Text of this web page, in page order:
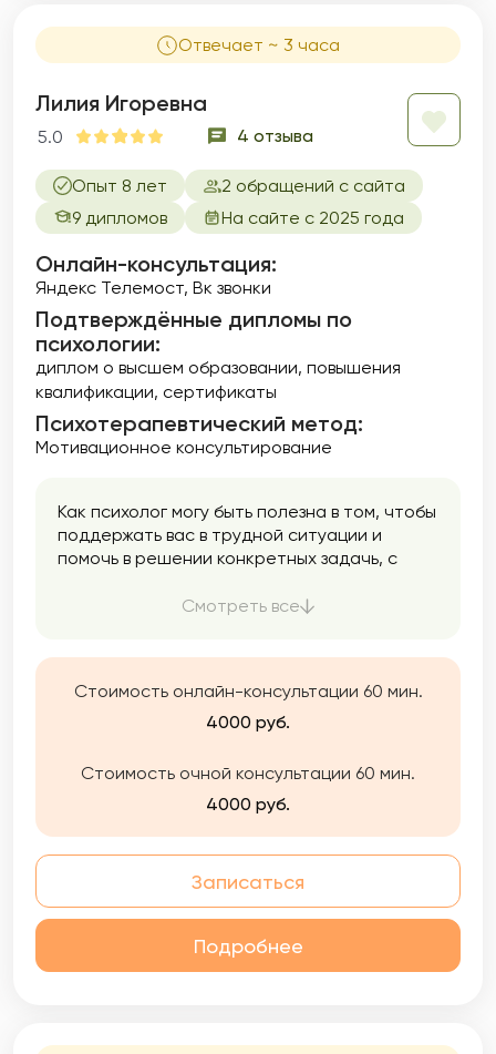
Отвечает ~ 3 часа
Лилия Игоревна
5.0 4 отзыва
Опыт 8 лет
2 обращений с сайта
9 дипломов
На сайте с 2025 года
Онлайн-консультация:
Яндекс Телемост, Вк звонки
Подтверждённые дипломы по
психологии:
диплом о высшем образовании повышения
квалификации сертификаты
Психотерапевтический метод:
Мотивационное консультирование
Как психолог могу быть полезна в том, чтобы
поддержать вас в трудной ситуации и
помочь в решении конкретных задачь, с
изменений и повышения качества вашей
Смотреть все
Стоимость онлайн-консультации 60 мин.
4000 руб.
Стоимость очной консультации 60 мин.
4000 руб.
Записаться
Подробнее